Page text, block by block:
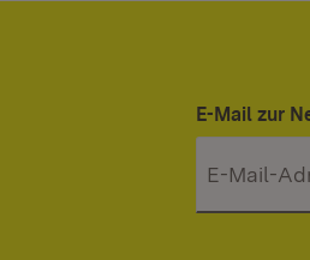
E-Mail zur